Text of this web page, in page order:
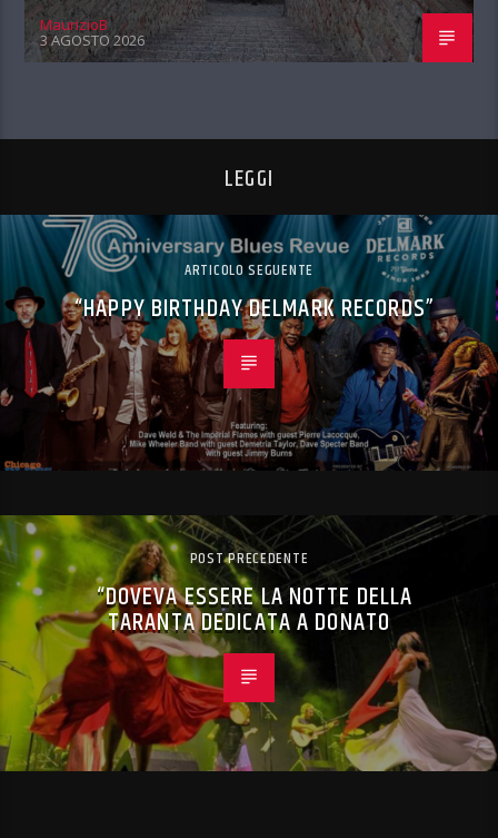
MaurizioB
3 AGOSTO 2026
LEGGI
ARTICOLO SEGUENTE
“HAPPY BIRTHDAY DELMARK RECORDS”
POST PRECEDENTE
“DOVEVA ESSERE LA NOTTE DELLA
TARANTA DEDICATA A DONATO